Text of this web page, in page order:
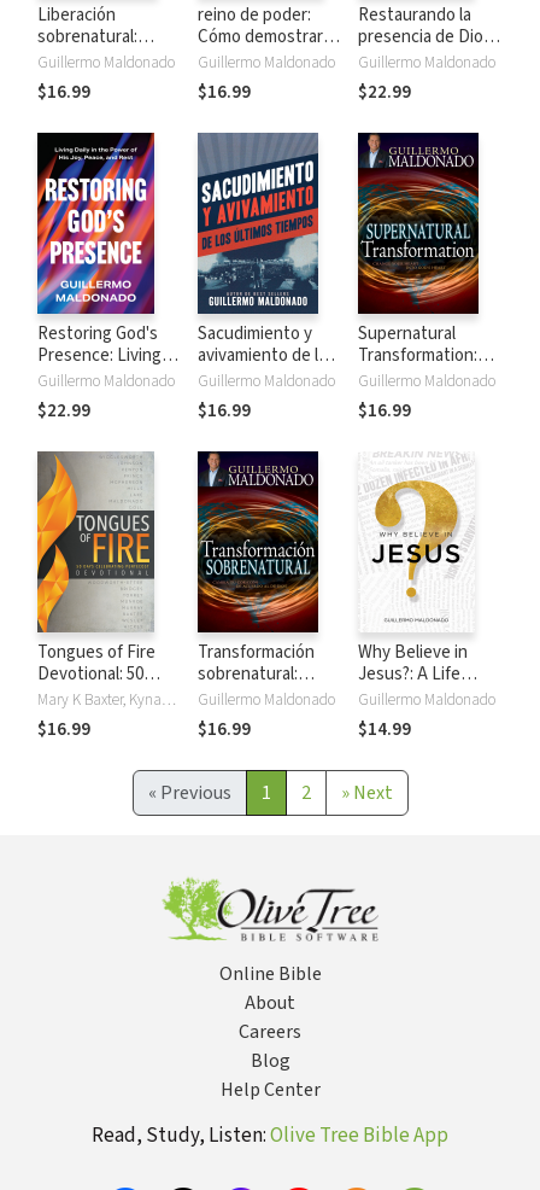
Liberación
sobrenatural:
Libertad para tu
alma, mente y
emociones
Guillermo Maldonado
$16.99
reino de poder:
Cómo demostrarlo
aquí y ahora
Guillermo Maldonado
$16.99
Restaurando la
presencia de Dios:
Viviendo cada día
en el poder de Su
gozo, paz y
Guillermo Maldonado
$22.99
Restoring God's
Presence: Living
Daily in the Power
of His Joy, Peace,
and Rest
Guillermo Maldonado
$22.99
Sacudimiento y
avivamiento de los
últimos tiempos
Guillermo Maldonado
$16.99
Supernatural
Transformation:
Change Your Heart
into God's Heart
Guillermo Maldonado
$16.99
Tongues of Fire
Devotional: 50
Days Celebrating
Pentecost
Mary K Baxter, Kynan Bridges, James W. Goll, Bill Johnson, E W Kenyon, John G Lake, Guillermo Maldonado, Myles Munroe, Andrew Murray, Derek Prince, Lester Sumrall, R. A. Torrey, Smith Wigglesworth, Maria Woodworth-Etter
$16.99
Transformación
sobrenatural:
Cambia tu corazón
de acuerdo al de
Dios
Guillermo Maldonado
$16.99
Why Believe in
Jesus?: A Life
Worth
Investigating
Guillermo Maldonado
$14.99
« Previous 1 2 » Next
Online Bible
About
Careers
Blog
Help Center
Read, Study, Listen:Olive Tree Bible App